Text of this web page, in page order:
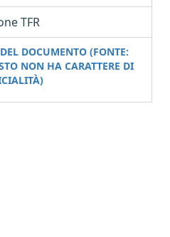
TFR
DOCUMENTO (FONTE:
NON HA CARATTERE DI